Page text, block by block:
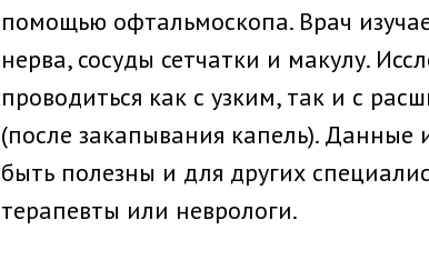
помощью офтальмоскопа. Врач
нерва, сосуды сетчатки и макулу.
проводиться как с узким, так и с
(после закапывания капель). Данные
быть полезны и для других
терапевты или неврологи.